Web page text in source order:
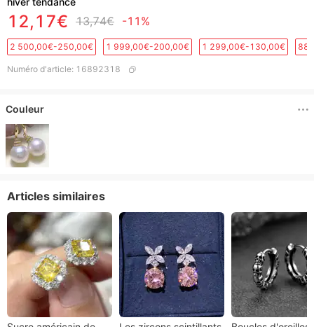
12,17€ 13,74€ -11%
2 500,00€-250,00€ 1 999,00€-200,00€ 1 299,00€-130,00€
Numéro d'article: 16892318
Couleur
Articles similaires